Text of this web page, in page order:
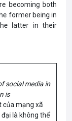
becoming both
former being in
latter in their
social media in
is
của mạng xã
là không thể